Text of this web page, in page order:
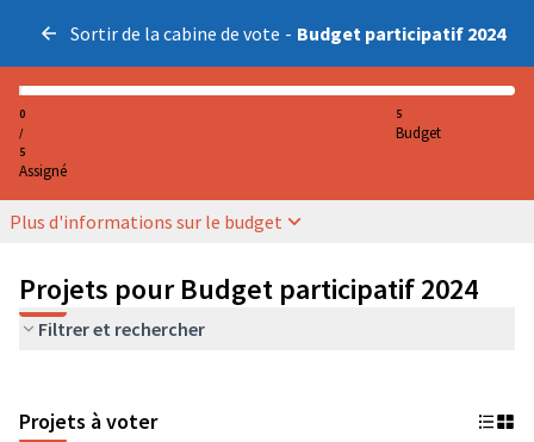
Sortir de la cabine de vote - Budget participatif 2024
0
/
5
Assigné
5
Budget
Plus d'informations sur le budget
Projets pour Budget participatif 2024
Filtrer et rechercher
Projets à voter